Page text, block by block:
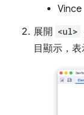
Vince
展開 <ul>
目顯示，表